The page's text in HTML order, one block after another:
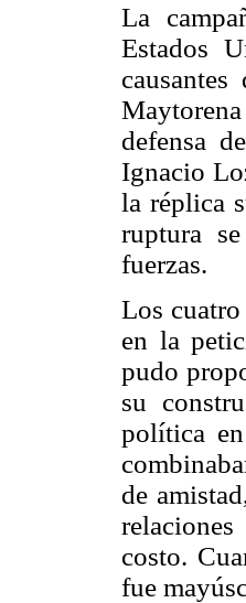
La
Estados
defensa
Ignacio
la réplica
ruptura
fuerzas.
Los cuatro
en la
pudo
su
política
de
costo.
fue